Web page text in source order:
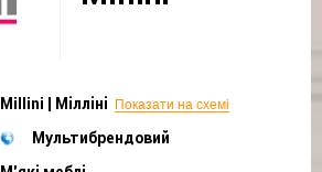
Millini | Мілліні Показати на схемі
Мультибрендовий